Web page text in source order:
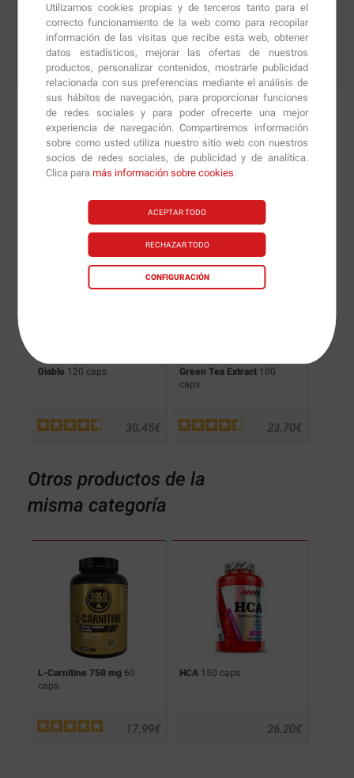
Utilizamos cookies propias y de terceros tanto para el
correcto funcionamiento de la web como para recopilar
información de las visitas que recibe esta web, obtener
datos estadísticos, mejorar las ofertas de nuestros
productos, personalizar contenidos, mostrarle publicidad
relacionada con sus preferencias mediante el análisis de
sus hábitos de navegación, para proporcionar funciones
de redes sociales y para poder ofrecerte una mejor
experiencia de navegación. Compartiremos información
sobre como usted utiliza nuestro sitio web con nuestros
socios de redes sociales, de publicidad y de analítica.
Clica paramás información sobre cookies.
ACEPTAR TODO
RECHAZAR TODO
CONFIGURACIÓN
Nuevas versiones y
recomendaciones de
nuestros nutricionistas.
Diablo 120 caps.
€
30.45
Green Tea Extract 100
caps.
€
23.70
Otros productos de la
misma categoría
L-Carnitine 750 mg 60
caps.
€
17.99
HCA 150 caps.
€
26.20